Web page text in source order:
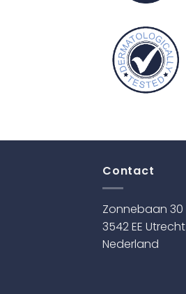
Contact
Zonnebaan 30
3542 EE Utrecht
Nederland